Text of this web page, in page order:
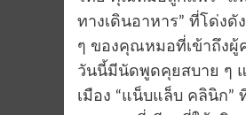
ทางเดินอาหาร” ที่โด่งดั
ๆ ของคุณหมอที่เข้าถึงผู้
วันนี้มีนัดพูดคุยสบาย ๆ
เมือง “แน็บแล็บ คลินิก”